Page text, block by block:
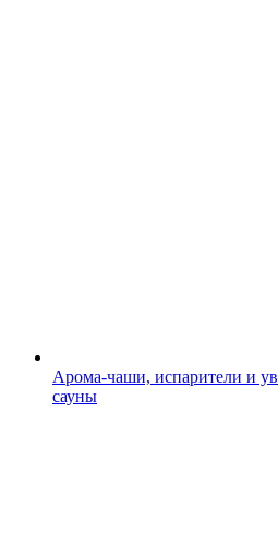
Арома-чаши, испарители и
сауны